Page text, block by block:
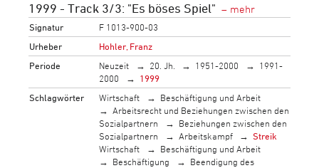
1999 - Track 3/3: "Es böses Spiel"
Signatur
F 1013-900-03
Urheber
Hohler, Franz
Periode
Neuzeit 20. Jh. 1951-2000
1991-
2000
1999
Schlagwörter
Wirtschaft
Beschäftigung und Arbeit
Arbeitsrecht und Beziehungen zwischen den
Sozialpartnern
Beziehungen zwischen den
Sozialpartnern
Arbeitskampf
Streik
Wirtschaft
Beschäftigung und Arbeit
Beschäftigung
Beendigung des